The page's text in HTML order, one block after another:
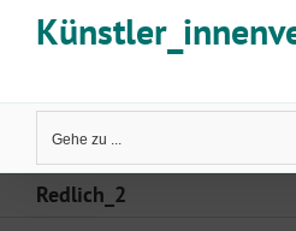
Gehe zu ...
Redlich_2